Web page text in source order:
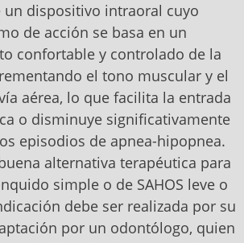
un dispositivo intraoral cuyo
de acción se basa en un
confortable y controlado de la
el tono muscular y el
aérea, lo que facilita la entrada
o disminuye significativamente
episodios de apnea-hipopnea.
alternativa terapéutica para
simple o de SAHOS leve o
debe ser realizada por su
por un odontólogo, quien